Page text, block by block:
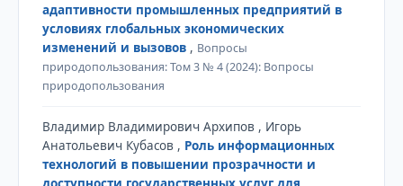
адаптивности промышленных предприятий в
условиях глобальных экономических
изменений и вызовов , Вопросы
природопользования: Том 3 № 4 (2024): Вопросы
природопользования
Владимир Владимирович Архипов , Игорь
Анатольевич Кубасов , Роль информационных
технологий в повышении прозрачности и